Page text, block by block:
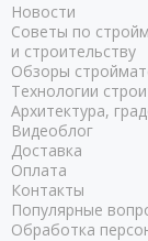
Новости
Советы по
и строительству
Обзоры
Технологии
Архитектура,
Видеоблог
Доставка
Оплата
Контакты
Популярные
Обработка